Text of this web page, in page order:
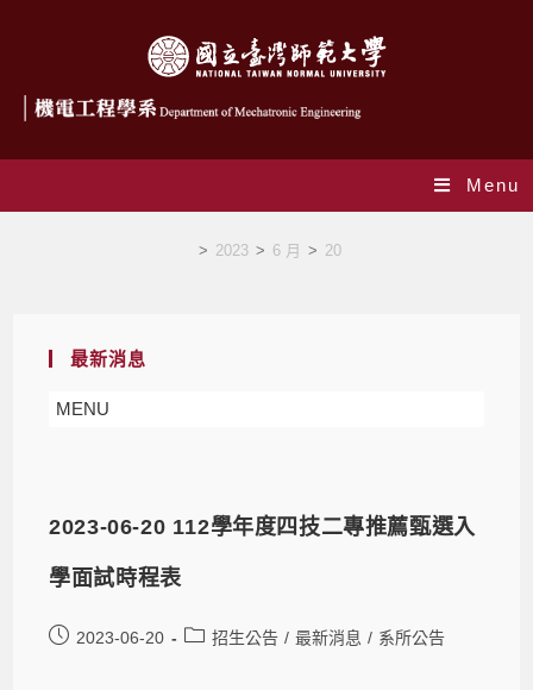
Menu
> 2023 > 6 月 > 20
最新消息
MENU
2023-06-20 112學年度四技二專推薦甄選入
學面試時程表
2023-06-20 招生公告 / 最新消息 / 系所公告